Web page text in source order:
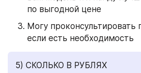
по выгодной цене
Могу проконсультировать
если есть необходимость
5) СКОЛЬКО В РУБЛЯХ